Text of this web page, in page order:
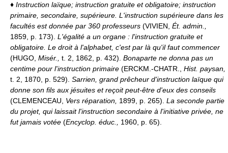
♦ Instruction laïque; instruction gratuite et obligatoire; instruction
primaire, secondaire, supérieure. L'instruction supérieure dans les
facultés est donnée par 360 professeurs (VIVIEN, Ét. admin.,
1859, p. 173). L'égalité a un organe : l'instruction gratuite et
obligatoire. Le droit à l'alphabet, c'est par là qu'il faut commencer
(HUGO, Misér., t. 2, 1862, p. 432). Bonaparte ne donna pas un
centime pour l'instruction primaire (ERCKM.-CHATR., Hist. paysan,
t. 2, 1870, p. 529). Sarrien, grand prêcheur d'instruction laïque qui
donne son fils aux jésuites et reçoit peut-être d'eux des conseils
(CLEMENCEAU, Vers réparation, 1899, p. 265). La seconde partie
du projet, qui laissait l'instruction secondaire à l'initiative privée, ne
fut jamais votée (Encyclop. éduc., 1960, p. 65).